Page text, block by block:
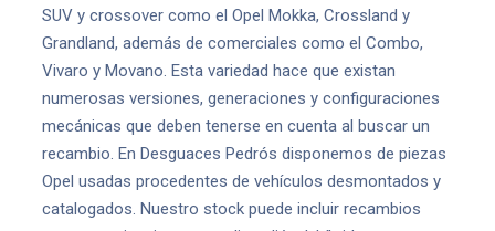
SUV y crossover como el Opel Mokka, Crossland y
Grandland, además de comerciales como el Combo,
Vivaro y Movano. Esta variedad hace que existan
numerosas versiones, generaciones y configuraciones
mecánicas que deben tenerse en cuenta al buscar un
recambio. En Desguaces Pedrós disponemos de piezas
Opel usadas procedentes de vehículos desmontados y
catalogados. Nuestro stock puede incluir recambios